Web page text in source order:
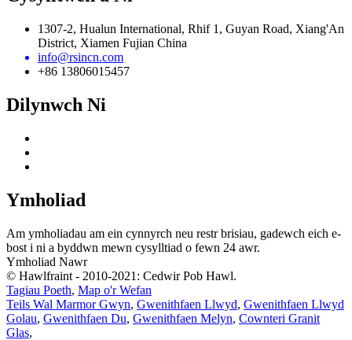
1307-2, Hualun International, Rhif 1, Guyan Road, Xiang'An
District, Xiamen Fujian China
info@rsincn.com
+86 13806015457
Dilynwch Ni
Ymholiad
Am ymholiadau am ein cynnyrch neu restr brisiau, gadewch eich e-
bost i ni a byddwn mewn cysylltiad o fewn 24 awr.
Ymholiad Nawr
© Hawlfraint - 2010-2021: Cedwir Pob Hawl.
Tagiau Poeth, Map o'r Wefan
Teils Wal Marmor Gwyn, Gwenithfaen Llwyd, Gwenithfaen Llwyd
Golau, Gwenithfaen Du, Gwenithfaen Melyn, Cownteri Granit
Glas,